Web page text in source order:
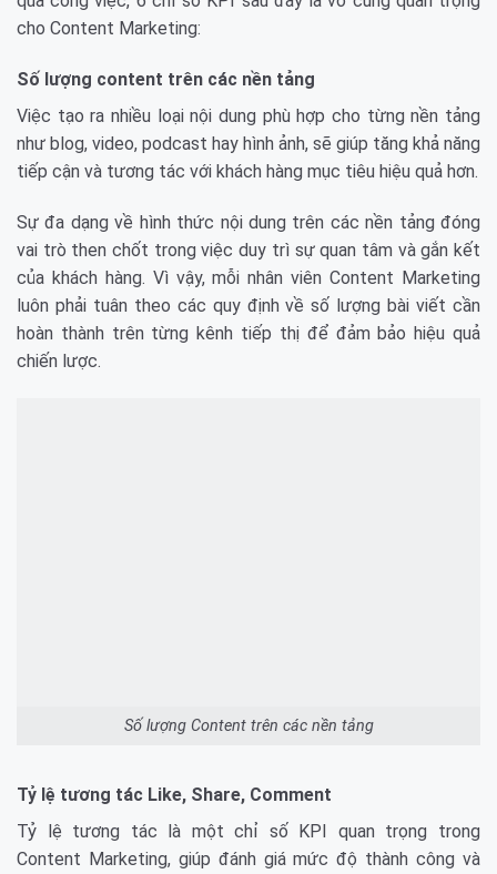
cho Content Marketing:
Số lượng content trên các nền tảng
Việc tạo ra nhiều loại nội dung phù hợp cho từng nền tảng
như blog, video, podcast hay hình ảnh, sẽ giúp tăng khả năng
tiếp cận và tương tác với khách hàng mục tiêu hiệu quả hơn.
Sự đa dạng về hình thức nội dung trên các nền tảng đóng
vai trò then chốt trong việc duy trì sự quan tâm và gắn kết
của khách hàng. Vì vậy, mỗi nhân viên Content Marketing
luôn phải tuân theo các quy định về số lượng bài viết cần
hoàn thành trên từng kênh tiếp thị để đảm bảo hiệu quả
chiến lược.
Số lượng Content trên các nền tảng
Tỷ lệ tương tác Like, Share, Comment
Tỷ lệ tương tác là một chỉ số KPI quan trọng trong
Content Marketing, giúp đánh giá mức độ thành công và